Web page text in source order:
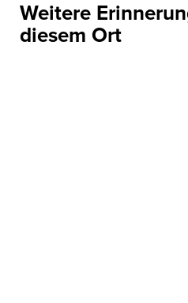
Weitere
diesem Ort